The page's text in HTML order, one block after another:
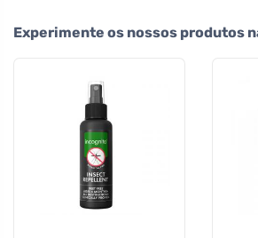
Experimente os nossos produtos